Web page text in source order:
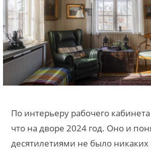
По интерьеру рабочего
что на дворе 2024 год. Оно и
десятилетиями не было